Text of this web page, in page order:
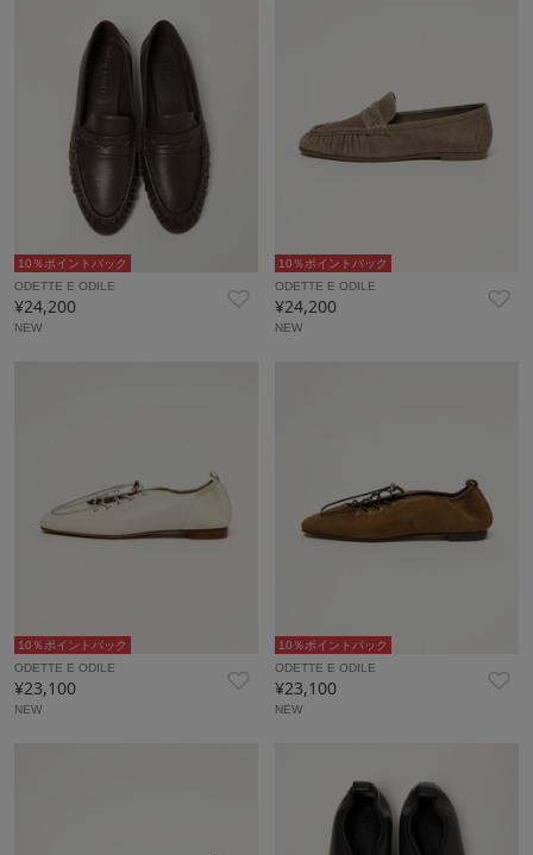
10％ポイントバック
ODETTE E ODILE
¥24,200
NEW
10％ポイントバック
ODETTE E ODILE
¥24,200
NEW
10％ポイントバック
ODETTE E ODILE
¥23,100
NEW
10％ポイントバック
ODETTE E ODILE
¥23,100
NEW